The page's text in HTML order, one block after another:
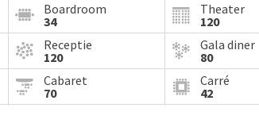
Boardroom
34
Theater
120
Receptie
120
Gala diner
80
Cabaret
70
Carré
42